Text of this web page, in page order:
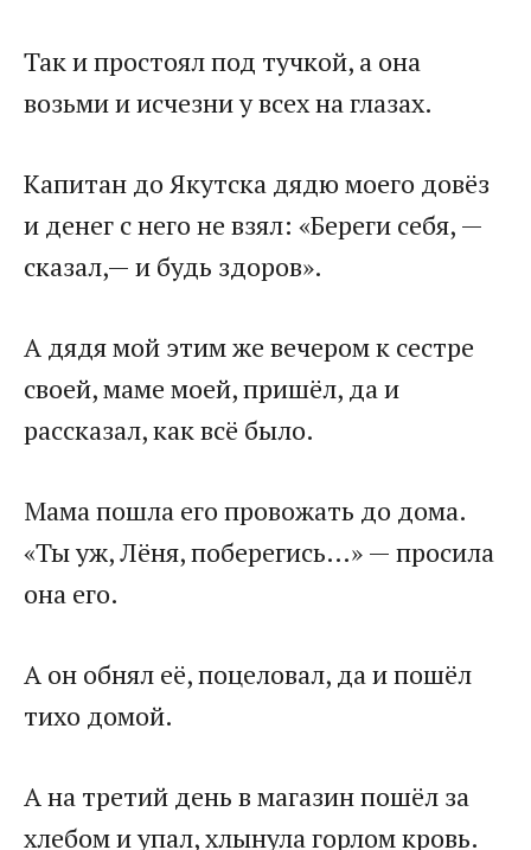
​Так и простоял под тучкой, а она
возьми и исчезни у всех на глазах.​
​Капитан до Якутска дядю моего довёз
и денег с него не взял: «Береги себя, —
сказал,— и будь здоров».​
​А дядя мой этим же вечером к сестре
своей, маме моей, пришёл, да и
рассказал, как всё было.​
​Мама пошла его провожать до дома.
«Ты уж, Лёня, поберегись…» — просила
она его.​
​А он обнял её, поцеловал, да и пошёл
тихо домой.​
​А на третий день в магазин пошёл за
хлебом и упал, хлынула горлом кровь.